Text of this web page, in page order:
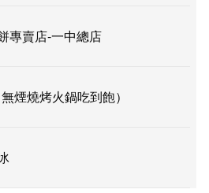
專賣店-一中總店
煙燒烤火鍋吃到飽）